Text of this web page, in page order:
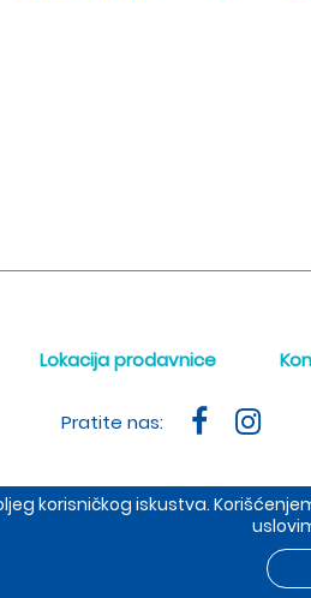
korisničkog iskustva.
Lokacija prodavnice
Pratite nas:
sedište: Dobropoljska 37,